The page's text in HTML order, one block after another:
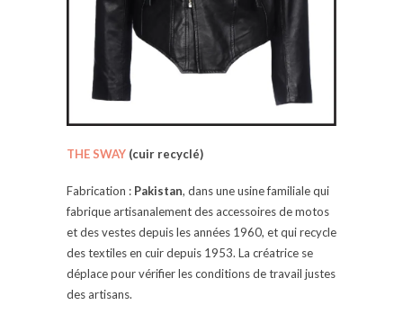
THE SWAY (cuir recyclé)
Fabrication : Pakistan, dans une usine familiale qui
fabrique artisanalement des accessoires de motos
et des vestes depuis les années 1960, et qui recycle
des textiles en cuir depuis 1953. La créatrice se
déplace pour vérifier les conditions de travail justes
des artisans.